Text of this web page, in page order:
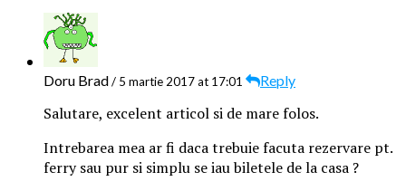
Doru Brad/ 5 martie 2017 at 17:01 Reply
Salutare, excelent articol si de mare folos.
Intrebarea mea ar fi daca trebuie facuta rezervare pt.
ferry sau pur si simplu se iau biletele de la casa ?